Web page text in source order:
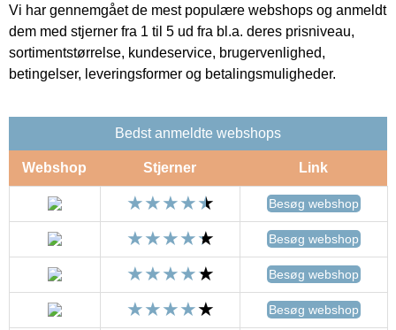
Vi har gennemgået de mest populære webshops og anmeldt
dem med stjerner fra 1 til 5 ud fra bl.a. deres prisniveau,
sortimentstørrelse, kundeservice, brugervenlighed,
betingelser, leveringsformer og betalingsmuligheder.
Bedst anmeldte webshops
Webshop Stjerner Link
Besøg webshop
Besøg webshop
Besøg webshop
Besøg webshop